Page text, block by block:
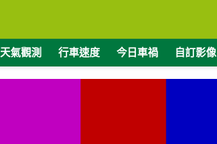
天氣觀測 行車速度 今日車禍 自訂影像